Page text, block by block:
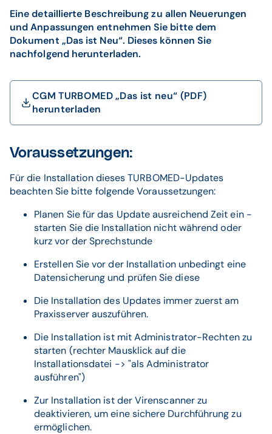
Eine detaillierte Beschreibung zu allen Neuerungen
und Anpassungen entnehmen Sie bitte dem
Dokument „Das ist Neu“. Dieses können Sie
nachfolgend herunterladen.
CGM TURBOMED „Das ist neu“ (PDF)
herunterladen
Voraussetzungen:
Für die Installation dieses TURBOMED-Updates
beachten Sie bitte folgende Voraussetzungen:
Planen Sie für das Update ausreichend Zeit ein -
starten Sie die Installation nicht während oder
kurz vor der Sprechstunde
Erstellen Sie vor der Installation unbedingt eine
Datensicherung und prüfen Sie diese
Die Installation des Updates immer zuerst am
Praxisserver auszuführen.
Die Installation ist mit Administrator-Rechten zu
starten (rechter Mausklick auf die
Installationsdatei -> "als Administrator
ausführen")
Zur Installation ist der Virenscanner zu
deaktivieren, um eine sichere Durchführung zu
ermöglichen.